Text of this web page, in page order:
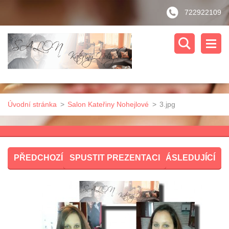
722922109
Úvodní stránka > Salon Kateřiny Nohejlové > 3.jpg
PŘEDCHOZÍ SPUSTIT PREZENTACI NÁSLEDUJÍCÍ